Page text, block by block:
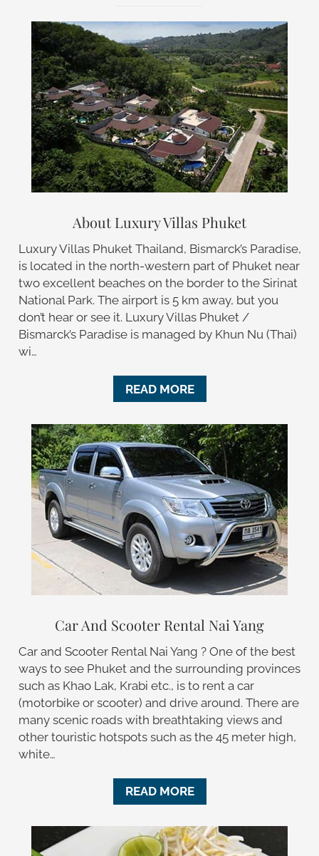
About Luxury Villas Phuket
Luxury Villas Phuket Thailand, Bismarck’s Paradise,
is located in the north-western part of Phuket near
two excellent beaches on the border to the Sirinat
National Park. The airport is 5 km away, but you
don’t hear or see it. Luxury Villas Phuket /
Bismarck’s Paradise is managed by Khun Nu (Thai)
wi…
READ MORE
Car And Scooter Rental Nai Yang
Car and Scooter Rental Nai Yang ? One of the best
ways to see Phuket and the surrounding provinces
such as Khao Lak, Krabi etc., is to rent a car
(motorbike or scooter) and drive around. There are
many scenic roads with breathtaking views and
other touristic hotspots such as the 45 meter high,
white…
READ MORE